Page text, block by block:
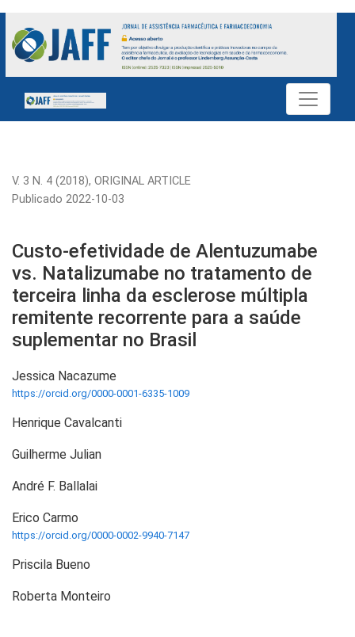
Custo-efetividade de Alentuzumabe vs. Natalizumabe no
V. 3 N. 4 (2018), ORIGINAL ARTICLE
Custo-efetividade de Alentuzumabe
vs. Natalizumabe no tratamento de
terceira linha da esclerose múltipla
remitente recorrente para a saúde
suplementar no Brasil
Publicado 2022-10-03
Jessica Nacazume
https://orcid.org/0000-0001-6335-1009
Henrique Cavalcanti
Guilherme Julian
André F. Ballalai
Erico Carmo
https://orcid.org/0000-0002-9940-7147
Priscila Bueno
Roberta Monteiro